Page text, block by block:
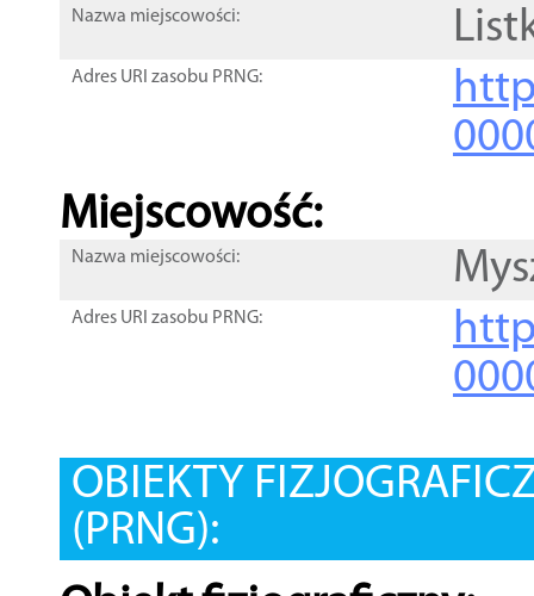
Nazwa miejscowości:
Adres URI zasobu PRNG:
Miejscowość:
Nazwa miejscowości:
Adres URI zasobu PRNG:
OBIEKTY
(PRNG):